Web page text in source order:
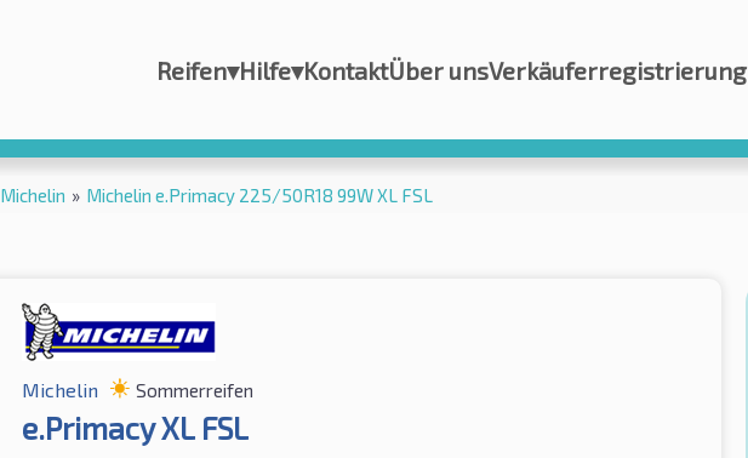
Reifen▾Hilfe▾KontaktÜber unsVerkäuferregistrierung
Michelin » Michelin e.Primacy 225/50R18 99W XL FSL
Michelin Sommerreifen
e.Primacy XL FSL